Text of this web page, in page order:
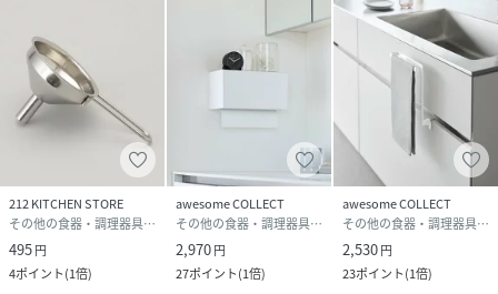
212 KITCHEN STORE
その他の食器・調理器具・キッチン用品
495円
4ポイント(1倍)
awesome COLLECT
その他の食器・調理器具・キッチン用品
2,970円
27ポイント(1倍)
awesome COLLECT
その他の食器・調理器具・キッチン用品
2,530円
23ポイント(1倍)